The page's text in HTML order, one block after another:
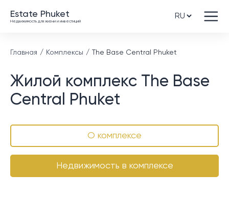
Estate Phuket
Недвижимость для жизни и инвестиций
Главная Комплексы The Base Central Phuket
Жилой комплекс The Base
Central Phuket
О комплексе
Недвижимость в комплексе